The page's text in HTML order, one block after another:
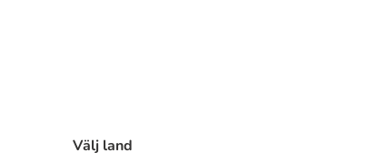
Välj land